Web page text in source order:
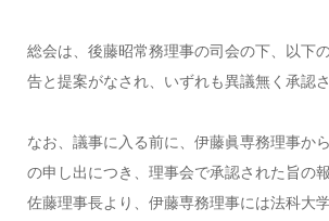
総会は、後藤昭常務理事の司会の下、以下
告と提案がなされ、いずれも異議無く承認さ
なお、議事に入る前に、伊藤眞専務理事か
の申し出につき、理事会で承認された旨の
佐藤理事長より、伊藤専務理事には法科大